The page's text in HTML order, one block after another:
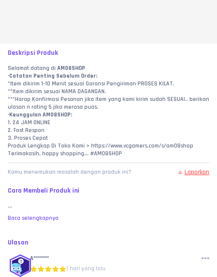
Deskripsi Produk
Selamat datang di AM08SHOP
•Catatan Penting Sebelum Order:
*Item dikirim 1-10 Menit sesuai Garansi Pengiriman PROSES KILAT.
**Item dikirim sesuai NAMA DAGANGAN.
***Harap Konfirmasi Pesanan jika item yang kami kirim sudah SESUAI.. berikan
ulasan n rating 5 jika merasa puas.
•Keunggulan AM08SHOP:
1. 24 JAM ONLINE
2. Fast Respon
3. Proses Cepat
Produk Lengkap Di Toko Kami > https://www.vcgamers.com/s/am08shop
Terimakasih, happy shopping... #AM08SHOP
Kamu menemukan masalah dengan produk ini? Laporkan
Cara Membeli Produk ini
...
Baca selengkapnya
Ulasan
A********
1 hari yang lalu